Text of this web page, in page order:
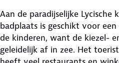
Aan de paradijselijke Lycische
badplaats is geschikt voor
de kinderen, want de kiezel-
geleidelijk af in zee. Het